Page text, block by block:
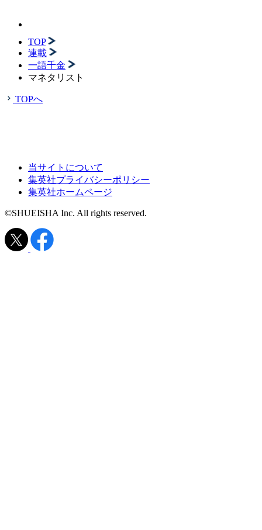
TOP
連載
一語千金
マネタリスト
TOPへ
当サイトについて
集英社プライバシーポリシー
集英社ホームページ
©SHUEISHA Inc. All rights reserved.